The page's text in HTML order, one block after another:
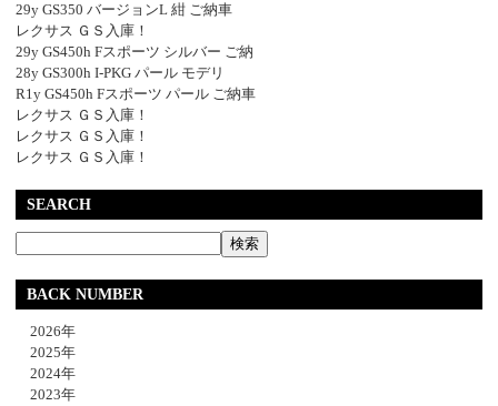
29y GS350 バージョンL 紺 ご納車
レクサス ＧＳ入庫！
29y GS450h Fスポーツ シルバー ご納
28y GS300h I-PKG パール モデリ
R1y GS450h Fスポーツ パール ご納車
レクサス ＧＳ入庫！
レクサス ＧＳ入庫！
レクサス ＧＳ入庫！
SEARCH
BACK NUMBER
2026年
2025年
2024年
2023年